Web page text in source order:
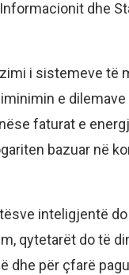
dhe
i sistemeve të
e
faturat e
bazuar në
inteligjentë
qytetarët do të
dhe për çfarë